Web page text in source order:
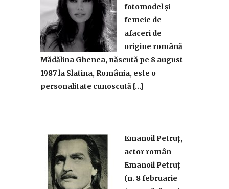
fotomodel și
femeie de
afaceri de
origine română
Mădălina Ghenea, născută pe 8 august
1987 la Slatina, România, este o
personalitate cunoscută […]
Emanoil Petruț,
actor român
Emanoil Petruț
(n. 8 februarie